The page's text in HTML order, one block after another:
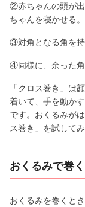
②赤ちゃんの頭が
ちゃんを寝かせる。
③対角となる角を持
④同様に、余った角
「クロス巻き」は
着いて、手を動か
です。おくるみが
ス巻き」を試して
おくるみで巻
おくるみを巻くと